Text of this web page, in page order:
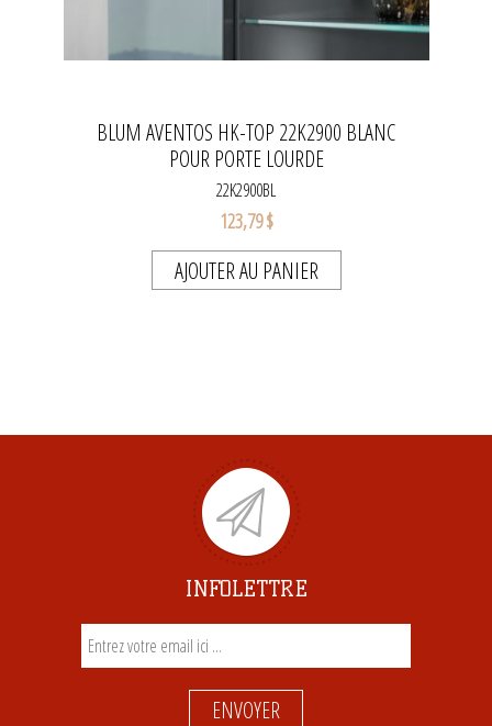
BLUM AVENTOS HK-TOP 22K2900 BLANC
POUR PORTE LOURDE
22K2900BL
123,79 $
AJOUTER AU PANIER
INFOLETTRE
ENVOYER